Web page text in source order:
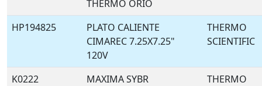
THERMO ORIO
HP194825
PLATO CALIENTE
CIMAREC 7.25X7.25"
120V
THERMO
SCIENTIFIC
K0222
MAXIMA SYBR
THERMO